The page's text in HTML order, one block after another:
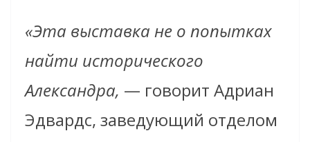
«Эта выставка не о попытках
найти исторического
Александра, — говорит Адриан
Эдвардс, заведующий отделом